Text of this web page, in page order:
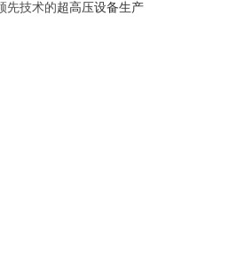
先技术的超高压设备生产